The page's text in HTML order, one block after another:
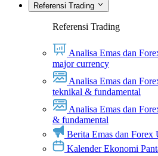
Referensi Trading
Referensi Trading
Analisa Emas dan
major currency
Analisa Emas dan
teknikal & fundamental
Analisa Emas dan
& fundamental
Berita Emas dan Forex
Kalender Ekonomi